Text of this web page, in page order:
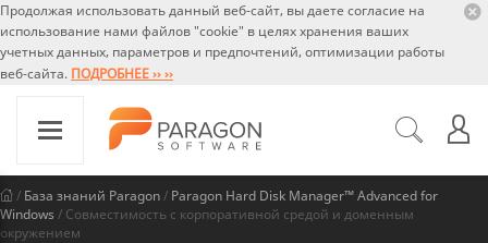
Продолжая использовать данный веб-сайт, вы даете согласие на
использование нами файлов "cookie" в целях хранения ваших
учетных данных, параметров и предпочтений, оптимизации работы
веб-сайта. ПОДРОБНЕЕ ›› ››
/ База знаний Paragon/ Paragon Hard Disk Manager™ Advanced for
Windows / Совместимость с корпоративной средой и доменным
окружением